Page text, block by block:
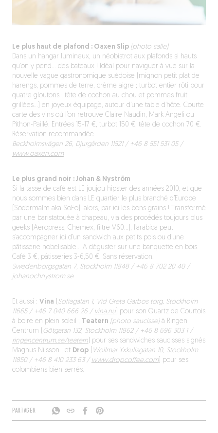
Le plus haut de plafond : Oaxen Slip (photo salle)
Dans un hangar lumineux, un néobistrot aux plafonds si hauts
qu’on y pend… des bateaux ! Idéal pour naviguer à vue sur la
nouvelle vague gastronomique suédoise (mignon petit plat de
harengs, pommes de terre, crème aigre ; turbot entier rôti pour
quatre gloutons ; tête de cochon au chou et pommes fruit
grillées…) en joyeux équipage, autour d’une table d’hôte. Courte
carte des vins où l’on retrouve Claire Naudin, Mark Angeli ou
Pithon-Paillé. Entrées 15-17 €, turbot 150 €, tête de cochon 70 €.
Réservation recommandée.
Beckholmsvägen 26, Djurgården 11521 / ‪+46 8 551 531 05 /
www.oaxen.com
Le plus grand noir : Johan & Nyström
Si la tasse de café est LE joujou hipster des années 2010, et que
nous sommes bien dans LE quartier le plus branché d’Europe
(Södermalm aka SoFo), alors, par ici les bons grains ! Transformé
par une baristatouée à chapeau, via des procédés toujours plus
geeks (Aeropress, Chemex, filtre V60…), l’arabica peut
s’accompagner ici d’un sandwich aux petits pois ou d’une
pâtisserie nobelisable… A déguster sur une banquette en bois.
Café 3 €, pâtisseries 3-6,50 €. Sans réservation.
Swedenborgsgatan 7, Stockholm 11848 / ‪+46 8 702 20 40 /
johanochnystrom.se
Et aussi : Vina
Sofiagatan 1, Vid Greta Garbos torg, Stockholm
11665 / +46 7 040 666 26 / vina.nu) pour son Quartz de Courtois
à boire en plein soleil ; Teatern (photo saucisse)à Ringen
Centrum (
Götgatan 132, Stockholm 11862 / +46 8 696 303 1 /
ringencentrum.se/teatern) pour ses sandwiches saucisses signés
Magnus Nilsson ; et Drop(
Wollmar Yxkullsgatan 10, Stockholm
11850 / +46 8 410 233 63 / www.dropcoffee.com) pour ses
colombiens bien serrés.
PARTAGER